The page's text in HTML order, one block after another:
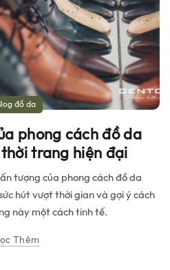
đồ da
phong cách đồ da
trang hiện đại
tượng của phong cách đồ da
hút vượt thời gian và gợi ý cách
này một cách tinh tế.
Thêm